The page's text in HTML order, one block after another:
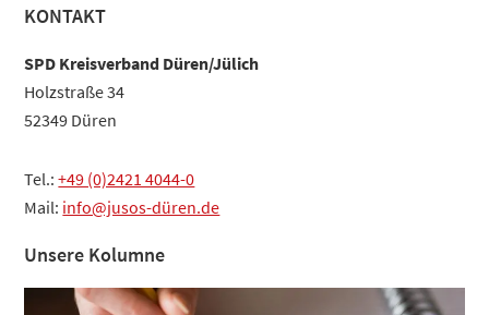
Haupt-
Sidebar
KONTAKT
SPD Kreisverband Düren/Jülich
Holzstraße 34
52349 Düren
Tel.:+49 (0)2421 4044-0
Mail: info@jusos-düren.de
Unsere Kolumne